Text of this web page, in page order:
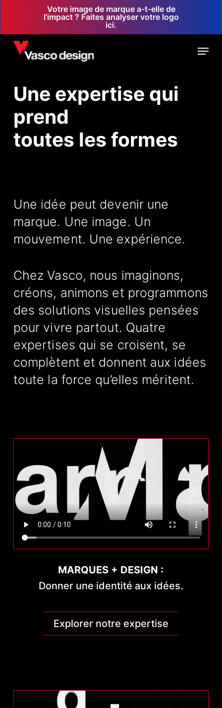
main
content
Votre image de marque a-t-elle de
l’impact ? Faites analyser votre logo
ici.
Menu
Une expertise qui
prend
toutes les formes
Une idée peut devenir une
marque. Une image. Un
mouvement. Une expérience.
Chez Vasco, nous imaginons,
créons, animons et programmons
des solutions visuelles pensées
pour vivre partout. Quatre
expertises qui se croisent, se
complètent et donnent aux idées
toute la force qu’elles méritent.
MARQUES + DESIGN :
Donner une identité aux idées.
Explorer notre expertise